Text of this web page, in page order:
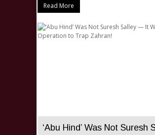
Read More
‘Abu Hind’ Was Not Suresh